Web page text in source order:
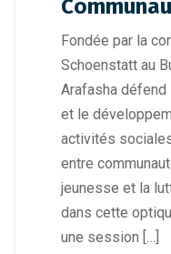
Fondée par la
Schoenstatt au
Arafasha défend
et le
activités
entre
jeunesse et la
dans cette
une session […]